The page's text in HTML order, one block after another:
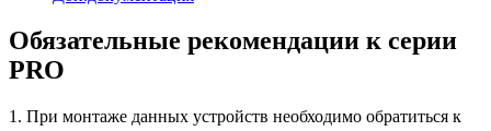
Обязательные рекомендации к серии
PRO
1. При монтаже данных устройств необходимо обратиться к